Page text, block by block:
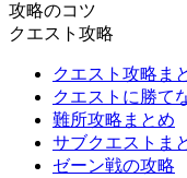
攻略のコツ
クエスト攻略
クエスト攻略ま
クエストに勝て
難所攻略まとめ
サブクエストま
ゼーン戦の攻略